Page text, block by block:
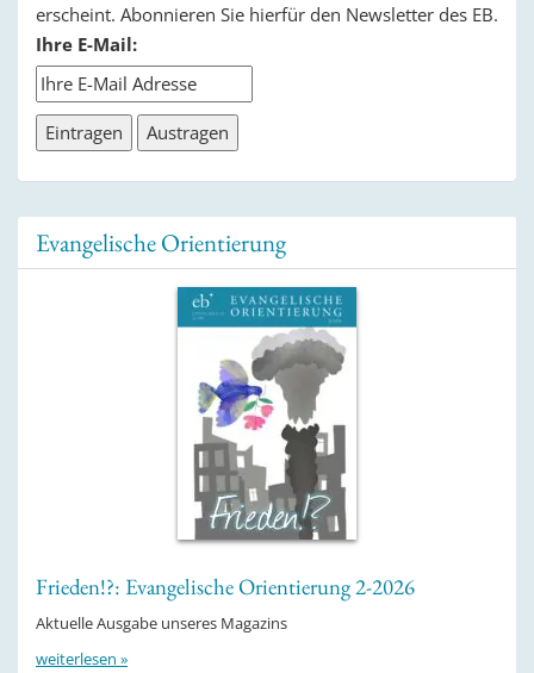
erscheint. Abonnieren Sie hierfür den Newsletter des EB.
Ihre E-Mail:
Evangelische Orientierung
Frieden!?: Evangelische Orientierung 2-2026
Aktuelle Ausgabe unseres Magazins
weiterlesen »